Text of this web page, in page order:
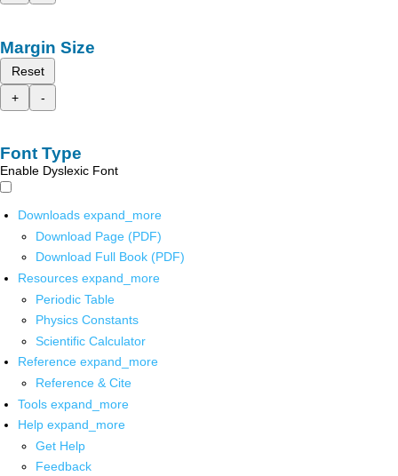
Margin Size
Reset
+
-
Font Type
Enable Dyslexic Font
Downloads expand_more
Download Page (PDF)
Download Full Book (PDF)
Resources expand_more
Periodic Table
Physics Constants
Scientific Calculator
Reference expand_more
Reference & Cite
Tools expand_more
Help expand_more
Get Help
Feedback